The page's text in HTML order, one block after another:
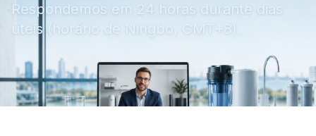
Respondemos em 24 horas durante dias
úteis (horário de Ningbo, GMT+8).